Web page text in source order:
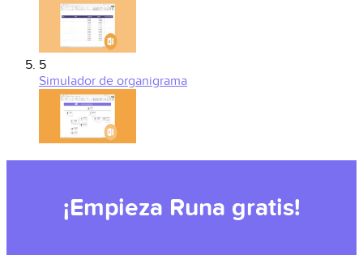
5
Simulador de organigrama
¡Empieza Runa gratis!